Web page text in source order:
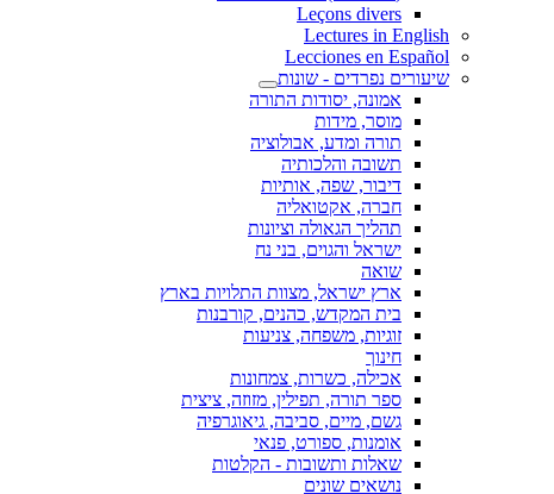
Leçons divers
Lectures in English
Lecciones en Español
שיעורים נפרדים - שונות
אמונה, יסודות התורה
מוסר, מידות
תורה ומדע, אבולוציה
תשובה והלכותיה
דיבור, שפה, אותיות
חברה, אקטואליה
תהליך הגאולה וציונות
ישראל והגוים, בני נח
שואה
ארץ ישראל, מצוות התלויות בארץ
בית המקדש, כהנים, קורבנות
זוגיות, משפחה, צניעות
חינוך
אכילה, כשרות, צמחונות
ספר תורה, תפילין, מזוזה, ציצית
גשם, מיים, סביבה, גיאוגרפיה
אומנות, ספורט, פנאי
שאלות ותשובות - הקלטות
נושאים שונים